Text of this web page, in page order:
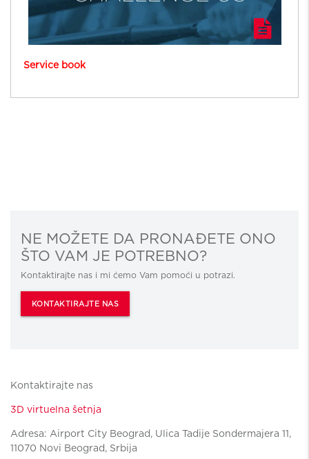
Service book
NE MOŽETE DA PRONAĐETE ONO
ŠTO VAM JE POTREBNO?
Kontaktirajte nas i mi ćemo Vam pomoći u potrazi.
KONTAKTIRAJTE NAS
Kontaktirajte nas
3D virtuelna šetnja
Adresa: Airport City Beograd, Ulica Tadije Sondermajera 11,
11070 Novi Beograd, Srbija